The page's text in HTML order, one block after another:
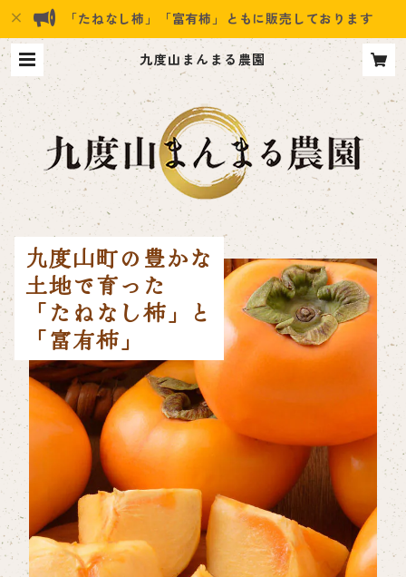
「たねなし柿」「富有柿」ともに販売しております
九度山まんまる農園
九度山町の豊かな
土地で育った
「たねなし柿」と
「富有柿」